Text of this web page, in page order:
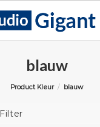
blauw
Product Kleur / blauw
Filter